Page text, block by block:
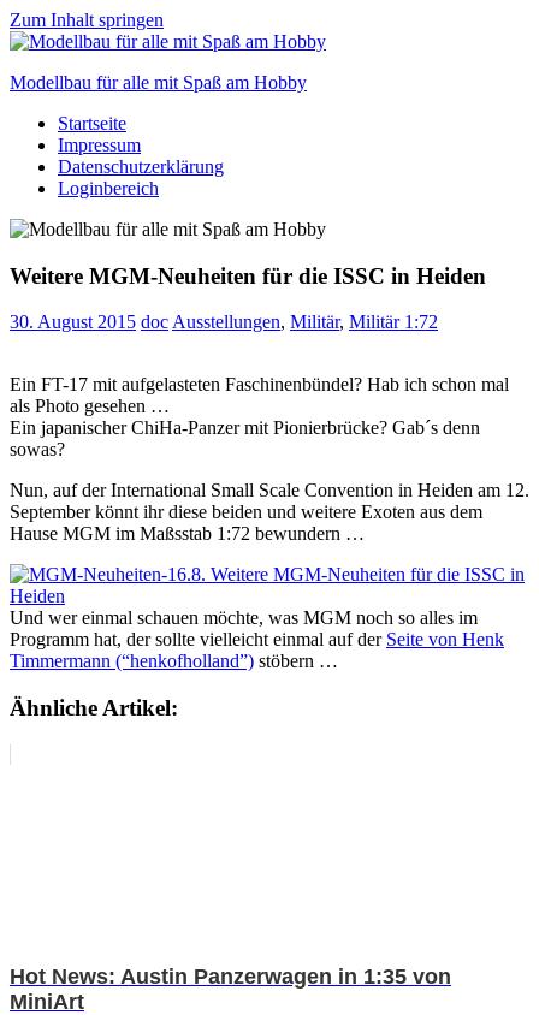
Zum Inhalt springen
Modellbau für alle mit Spaß am Hobby
Scale
modelling
to
Startseite
Impressum
Datenschutzerklärung
Loginbereich
Weitere MGM-Neuheiten für die ISSC in Heiden
30. August 2015 docAusstellungen, Militär, Militär 1:72
Ein FT-17 mit aufgelasteten Faschinenbündel? Hab ich schon mal
als Photo gesehen …
Ein japanischer ChiHa-Panzer mit Pionierbrücke? Gab´s denn
sowas?
Nun, auf der International Small Scale Convention in Heiden am 12.
September könnt ihr diese beiden und weitere Exoten aus dem
Hause MGM im Maßsstab 1:72 bewundern …
Und wer einmal schauen möchte, was MGM noch so alles im
Programm hat, der sollte vielleicht einmal auf der Seite von Henk
Timmermann (“henkofholland”) stöbern …
Ähnliche Artikel:
Hot News: Austin Panzerwagen in 1:35 von
MiniArt